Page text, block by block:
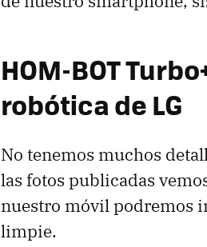
HOM-BOT
robótica de LG
No tenemos muchos
las fotos publicadas
nuestro móvil podremos
limpie.